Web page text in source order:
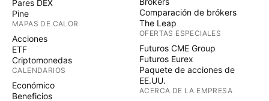
Pares DEX
Pine
MAPAS DE CALOR
Acciones
ETF
Criptomonedas
CALENDARIOS
Económico
Beneficios
Comparación de brókers
The Leap
OFERTAS ESPECIALES
Futuros CME Group
Futuros Eurex
Paquete de acciones de
EE.UU.
ACERCA DE LA EMPRESA